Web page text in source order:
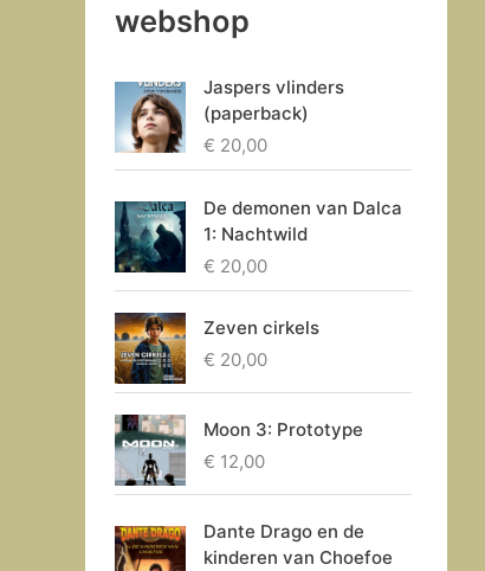
webshop
Jaspers vlinders
(paperback)
€ 20,00
De demonen van Dalca
1: Nachtwild
€ 20,00
Zeven cirkels
€ 20,00
Moon 3: Prototype
€ 12,00
Dante Drago en de
kinderen van Choefoe